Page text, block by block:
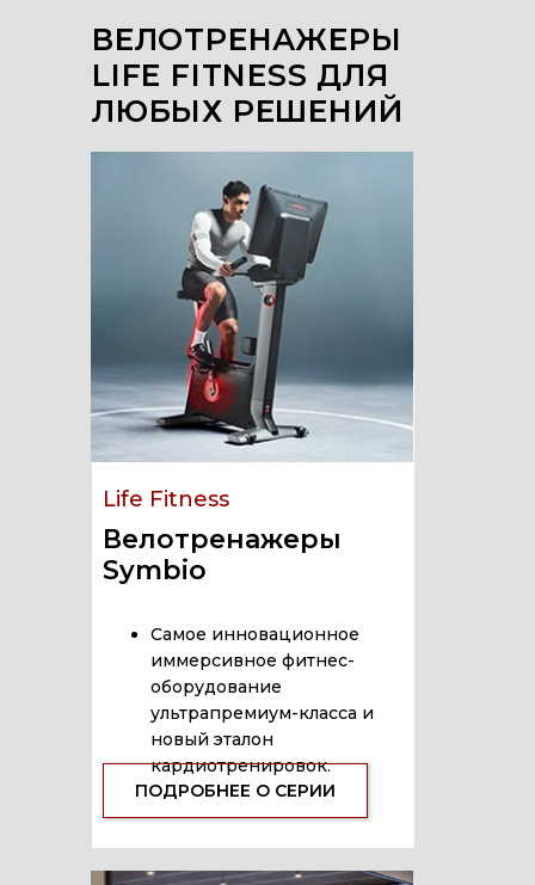
Life Fitness
Велотренажеры
Symbio
Самое инновационное
иммерсивное фитнес-
оборудование
ультрапремиум-класса и
новый эталон
кардиотренировок.
ПОДРОБНЕЕ О СЕРИИ
ВЕЛОТРЕНАЖЕРЫ
LIFE FITNESS ДЛЯ
ЛЮБЫХ РЕШЕНИЙ